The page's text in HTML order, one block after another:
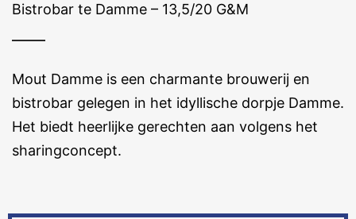
Bistrobar te Damme – 13,5/20 G&M
Mout Damme is een charmante brouwerij en
bistrobar gelegen in het idyllische dorpje Damme.
Het biedt heerlijke gerechten aan volgens het
sharingconcept.